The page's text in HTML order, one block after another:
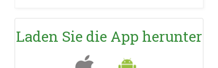
Laden Sie die App herunter